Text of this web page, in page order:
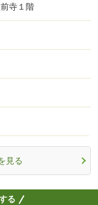
寺１階
見る
る